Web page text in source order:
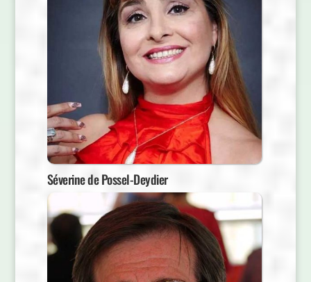
Séverine de Possel-Deydier